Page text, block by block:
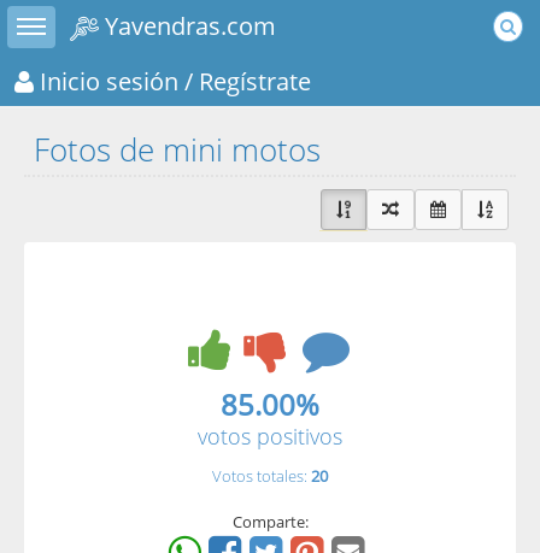
Toggle sidebar
Yavendras.com
Inicio sesión / Regístrate
Fotos de mini motos
85.00%
votos positivos
Votos totales: 20
Comparte: